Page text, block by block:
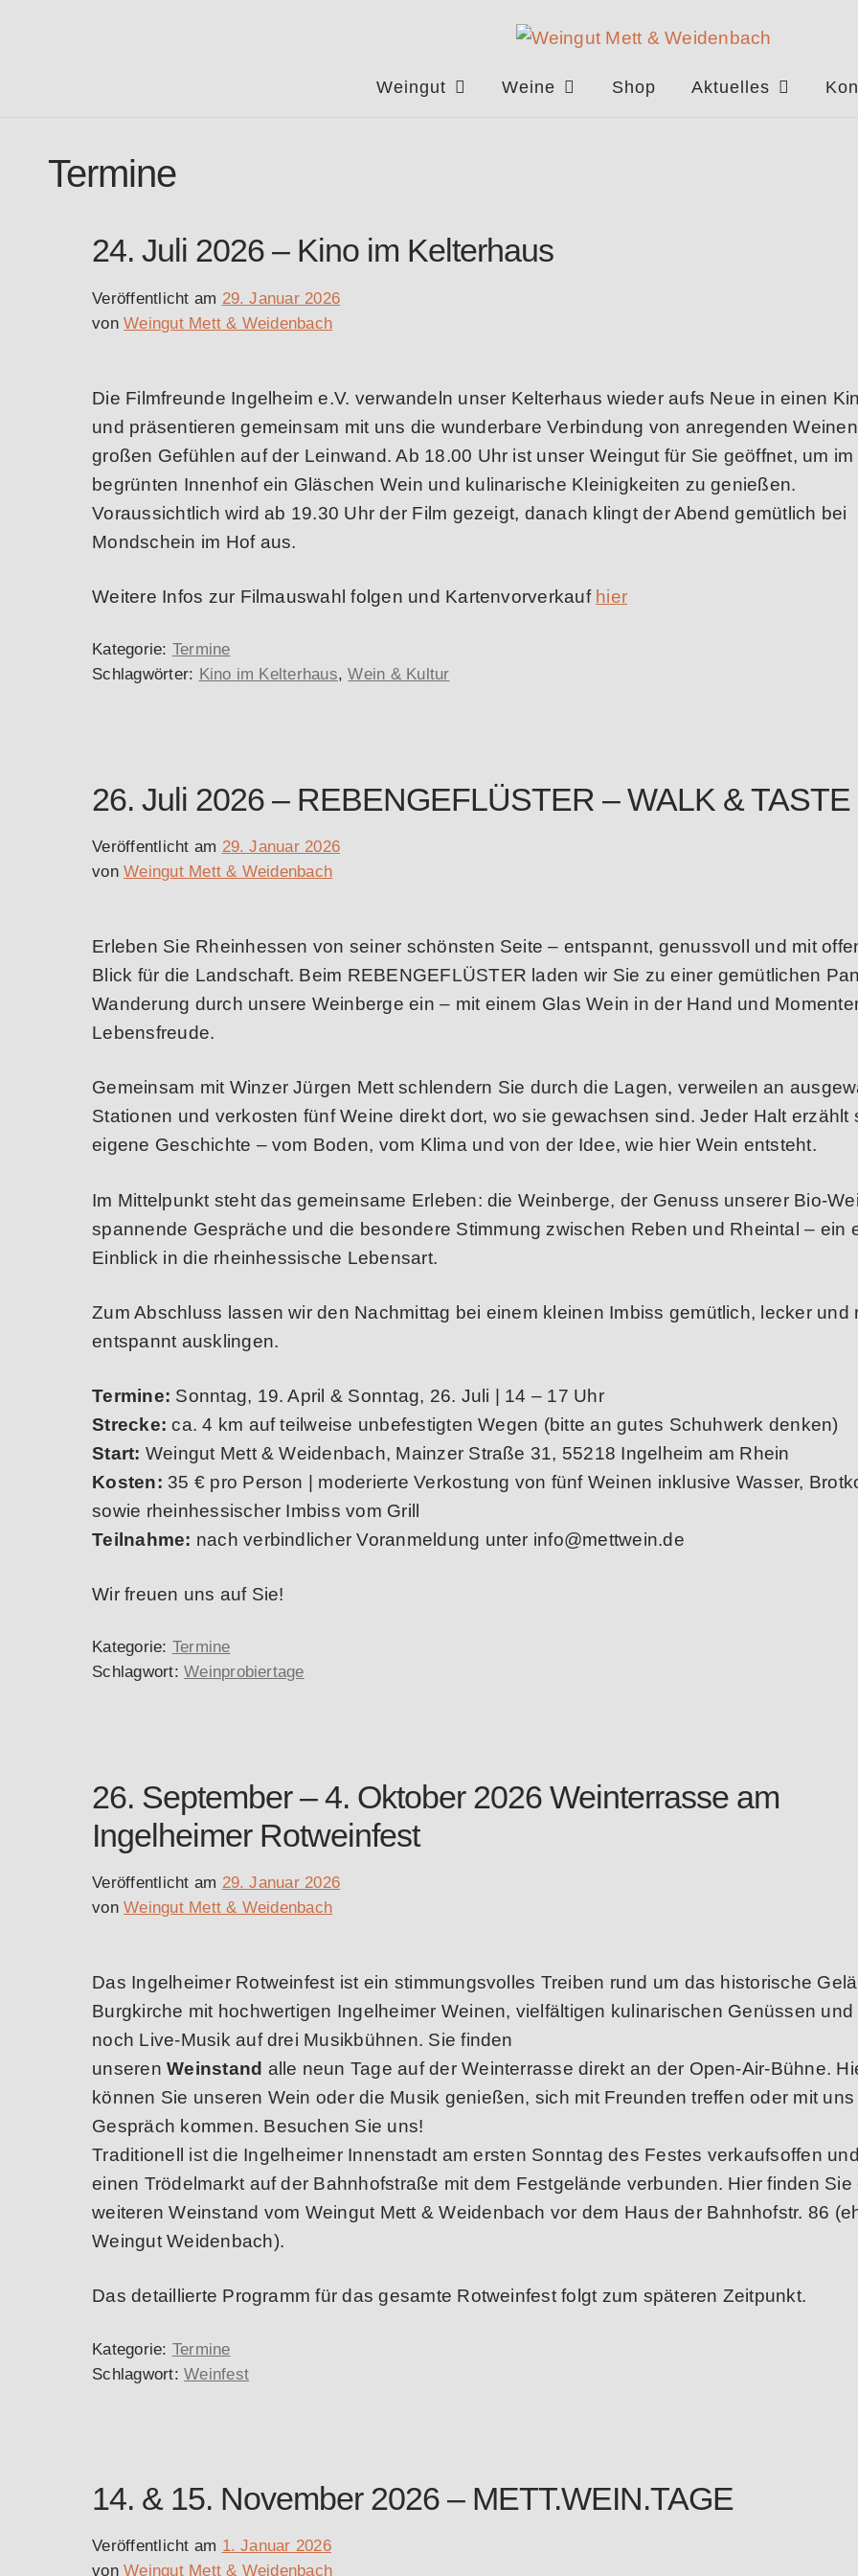
Navigation
Inhalt
Weingut Weine Shop Aktuelles
Termine
Veröffentlicht am 29. Januar 2026
vonWeingut Mett & Weidenbach
24. Juli 2026 – Kino im Kelterhaus
Die Filmfreunde Ingelheim e.V. verwandeln unser Kelterhaus wieder aufs Neue in einen
und präsentieren gemeinsam mit uns die wunderbare Verbindung von anregenden
großen Gefühlen auf der Leinwand. Ab 18.00 Uhr ist unser Weingut für Sie geöffnet, um im
begrünten Innenhof ein Gläschen Wein und kulinarische Kleinigkeiten zu genießen.
Voraussichtlich wird ab 19.30 Uhr der Film gezeigt, danach klingt der Abend gemütlich bei
Mondschein im Hof aus.
Weitere Infos zur Filmauswahl folgen und Kartenvorverkauf hier
Kategorie: Termine
Schlagwörter: Kino im Kelterhaus,Wein & Kultur
Veröffentlicht am 29. Januar 2026
vonWeingut Mett & Weidenbach
26. Juli 2026 – REBENGEFLÜSTER – WALK & TASTE
Erleben Sie Rheinhessen von seiner schönsten Seite – entspannt, genussvoll und mit
Blick für die Landschaft. Beim REBENGEFLÜSTER laden wir Sie zu einer gemütlichen
Wanderung durch unsere Weinberge ein – mit einem Glas Wein in der Hand und
Lebensfreude.
Gemeinsam mit Winzer Jürgen Mett schlendern Sie durch die Lagen, verweilen an
Stationen und verkosten fünf Weine direkt dort, wo sie gewachsen sind. Jeder Halt erzählt
eigene Geschichte – vom Boden, vom Klima und von der Idee, wie hier Wein entsteht.
Im Mittelpunkt steht das gemeinsame Erleben: die Weinberge, der Genuss unserer Bio-
spannende Gespräche und die besondere Stimmung zwischen Reben und Rheintal – ein
Einblick in die rheinhessische Lebensart.
Zum Abschluss lassen wir den Nachmittag bei einem kleinen Imbiss gemütlich, lecker und
entspannt ausklingen.
Termine: Sonntag, 19. April & Sonntag, 26. Juli | 14 – 17 Uhr
Strecke: ca. 4 km auf teilweise unbefestigten Wegen (bitte an gutes Schuhwerk denken)
Start: Weingut Mett & Weidenbach, Mainzer Straße 31, 55218 Ingelheim am Rhein
Kosten: 35 € pro Person | moderierte Verkostung von fünf Weinen inklusive Wasser,
sowie rheinhessischer Imbiss vom Grill
Teilnahme: nach verbindlicher Voranmeldung unter info@mettwein.de
Wir freuen uns auf Sie!
Kategorie: Termine
Schlagwort:Weinprobiertage
Veröffentlicht am 29. Januar 2026
vonWeingut Mett & Weidenbach
26. September – 4. Oktober 2026 Weinterrasse am
Ingelheimer Rotweinfest
Das Ingelheimer Rotweinfest ist ein stimmungsvolles Treiben rund um das historische
Burgkirche mit hochwertigen Ingelheimer Weinen, vielfältigen kulinarischen Genüssen und
noch Live-Musik auf drei Musikbühnen. Sie finden
unserenWeinstand alle neun Tage auf der Weinterrasse direkt an der Open-Air-Bühne.
können Sie unseren Wein oder die Musik genießen, sich mit Freunden treffen oder mit uns
Gespräch kommen. Besuchen Sie uns!
Traditionell ist die Ingelheimer Innenstadt am ersten Sonntag des Festes verkaufsoffen
einen Trödelmarkt auf der Bahnhofstraße mit dem Festgelände verbunden. Hier finden Sie
weiteren Weinstand vom Weingut Mett & Weidenbach vor dem Haus der Bahnhofstr. 86
Weingut Weidenbach).
Das detaillierte Programm für das gesamte Rotweinfest folgt zum späteren Zeitpunkt.
Kategorie: Termine
Schlagwort:Weinfest
Veröffentlicht am 1. Januar 2026
vonWeingut Mett & Weidenbach
14. & 15. November 2026 – METT.WEIN.TAGE